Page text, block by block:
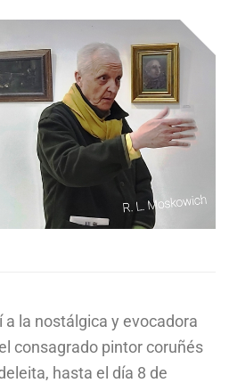
a la nostálgica y evocadora
consagrado pintor coruñés
hasta el día 8 de